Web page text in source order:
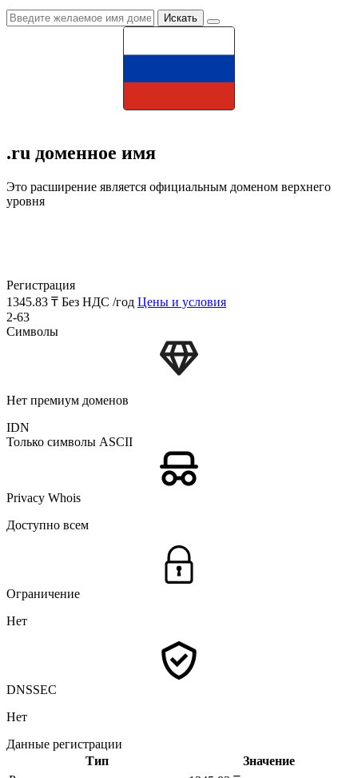
.ru доменное имя
Это расширение является официальным доменом верхнего
уровня
Регистрация
1345.83 ₸ Без НДС /год Цены и условия
2-63
Символы
Нет премиум доменов
IDN
Только символы ASCII
Privacy Whois
Доступно всем
Ограничение
Нет
DNSSEC
Нет
Данные регистрации
Тип
Значение